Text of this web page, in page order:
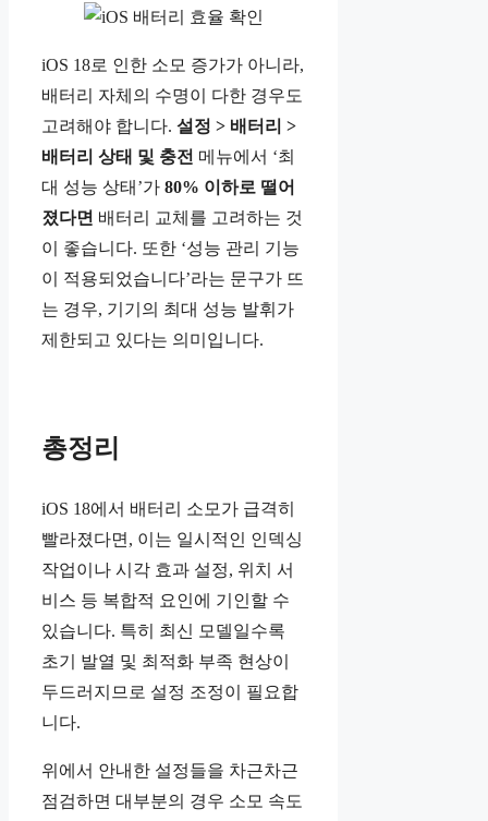
iOS 18로 인한 소모 증가가 아니라,
배터리 자체의 수명이 다한 경우도
고려해야 합니다. 설정 > 배터리 >
배터리 상태 및 충전 메뉴에서 ‘최
대 성능 상태’가 80% 이하로 떨어
졌다면 배터리 교체를 고려하는 것
이 좋습니다. 또한 ‘성능 관리 기능
이 적용되었습니다’라는 문구가 뜨
는 경우, 기기의 최대 성능 발휘가
제한되고 있다는 의미입니다.
총정리
iOS 18에서 배터리 소모가 급격히
빨라졌다면, 이는 일시적인 인덱싱
작업이나 시각 효과 설정, 위치 서
비스 등 복합적 요인에 기인할 수
있습니다. 특히 최신 모델일수록
초기 발열 및 최적화 부족 현상이
두드러지므로 설정 조정이 필요합
니다.
위에서 안내한 설정들을 차근차근
점검하면 대부분의 경우 소모 속도